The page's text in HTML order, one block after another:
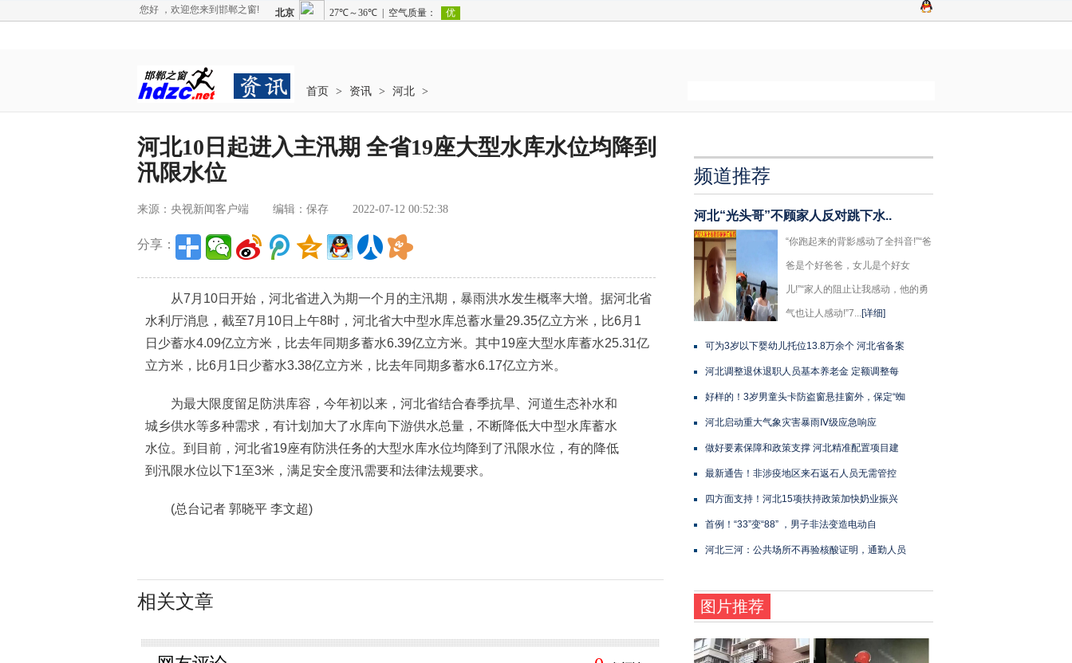
您好 ，欢迎您来到邯郸之窗!
首页 > 资讯 > 河北 >
河北10日起进入主汛期 全省19座大型水库水位均降到
汛限水位
来源：央视新闻客户端 编辑：保存 2022-07-12 00:52:38
分享：
从7月10日开始，河北省进入为期一个月的主汛期，暴雨洪水发生概率大增。据河北省
水利厅消息，截至7月10日上午8时，河北省大中型水库总蓄水量29.35亿立方米，比6月1
日少蓄水4.09亿立方米，比去年同期多蓄水6.39亿立方米。其中19座大型水库蓄水25.31亿
立方米，比6月1日少蓄水3.38亿立方米，比去年同期多蓄水6.17亿立方米。
为最大限度留足防洪库容，今年初以来，河北省结合春季抗旱、河道生态补水和
城乡供水等多种需求，有计划加大了水库向下游供水总量，不断降低大中型水库蓄水
水位。到目前，河北省19座有防洪任务的大型水库水位均降到了汛限水位，有的降低
到汛限水位以下1至3米，满足安全度汛需要和法律法规要求。
(总台记者 郭晓平 李文超)
相关文章
频道推荐
河北“光头哥”不顾家人反对跳下水..
“你跑起来的背影感动了全抖音!”“爸
爸是个好爸爸，女儿是个好女
儿!”“家人的阻止让我感动，他的勇
气也让人感动!”7...[详细]
可为3岁以下婴幼儿托位13.8万余个 河北省备案
河北调整退休退职人员基本养老金 定额调整每
好样的！3岁男童头卡防盗窗悬挂窗外，保定“蜘
河北启动重大气象灾害暴雨Ⅳ级应急响应
做好要素保障和政策支撑 河北精准配置项目建
最新通告！非涉疫地区来石返石人员无需管控
四方面支持！河北15项扶持政策加快奶业振兴
首例！“33”变“88” ，男子非法变造电动自
河北三河：公共场所不再验核酸证明，通勤人员
图片推荐